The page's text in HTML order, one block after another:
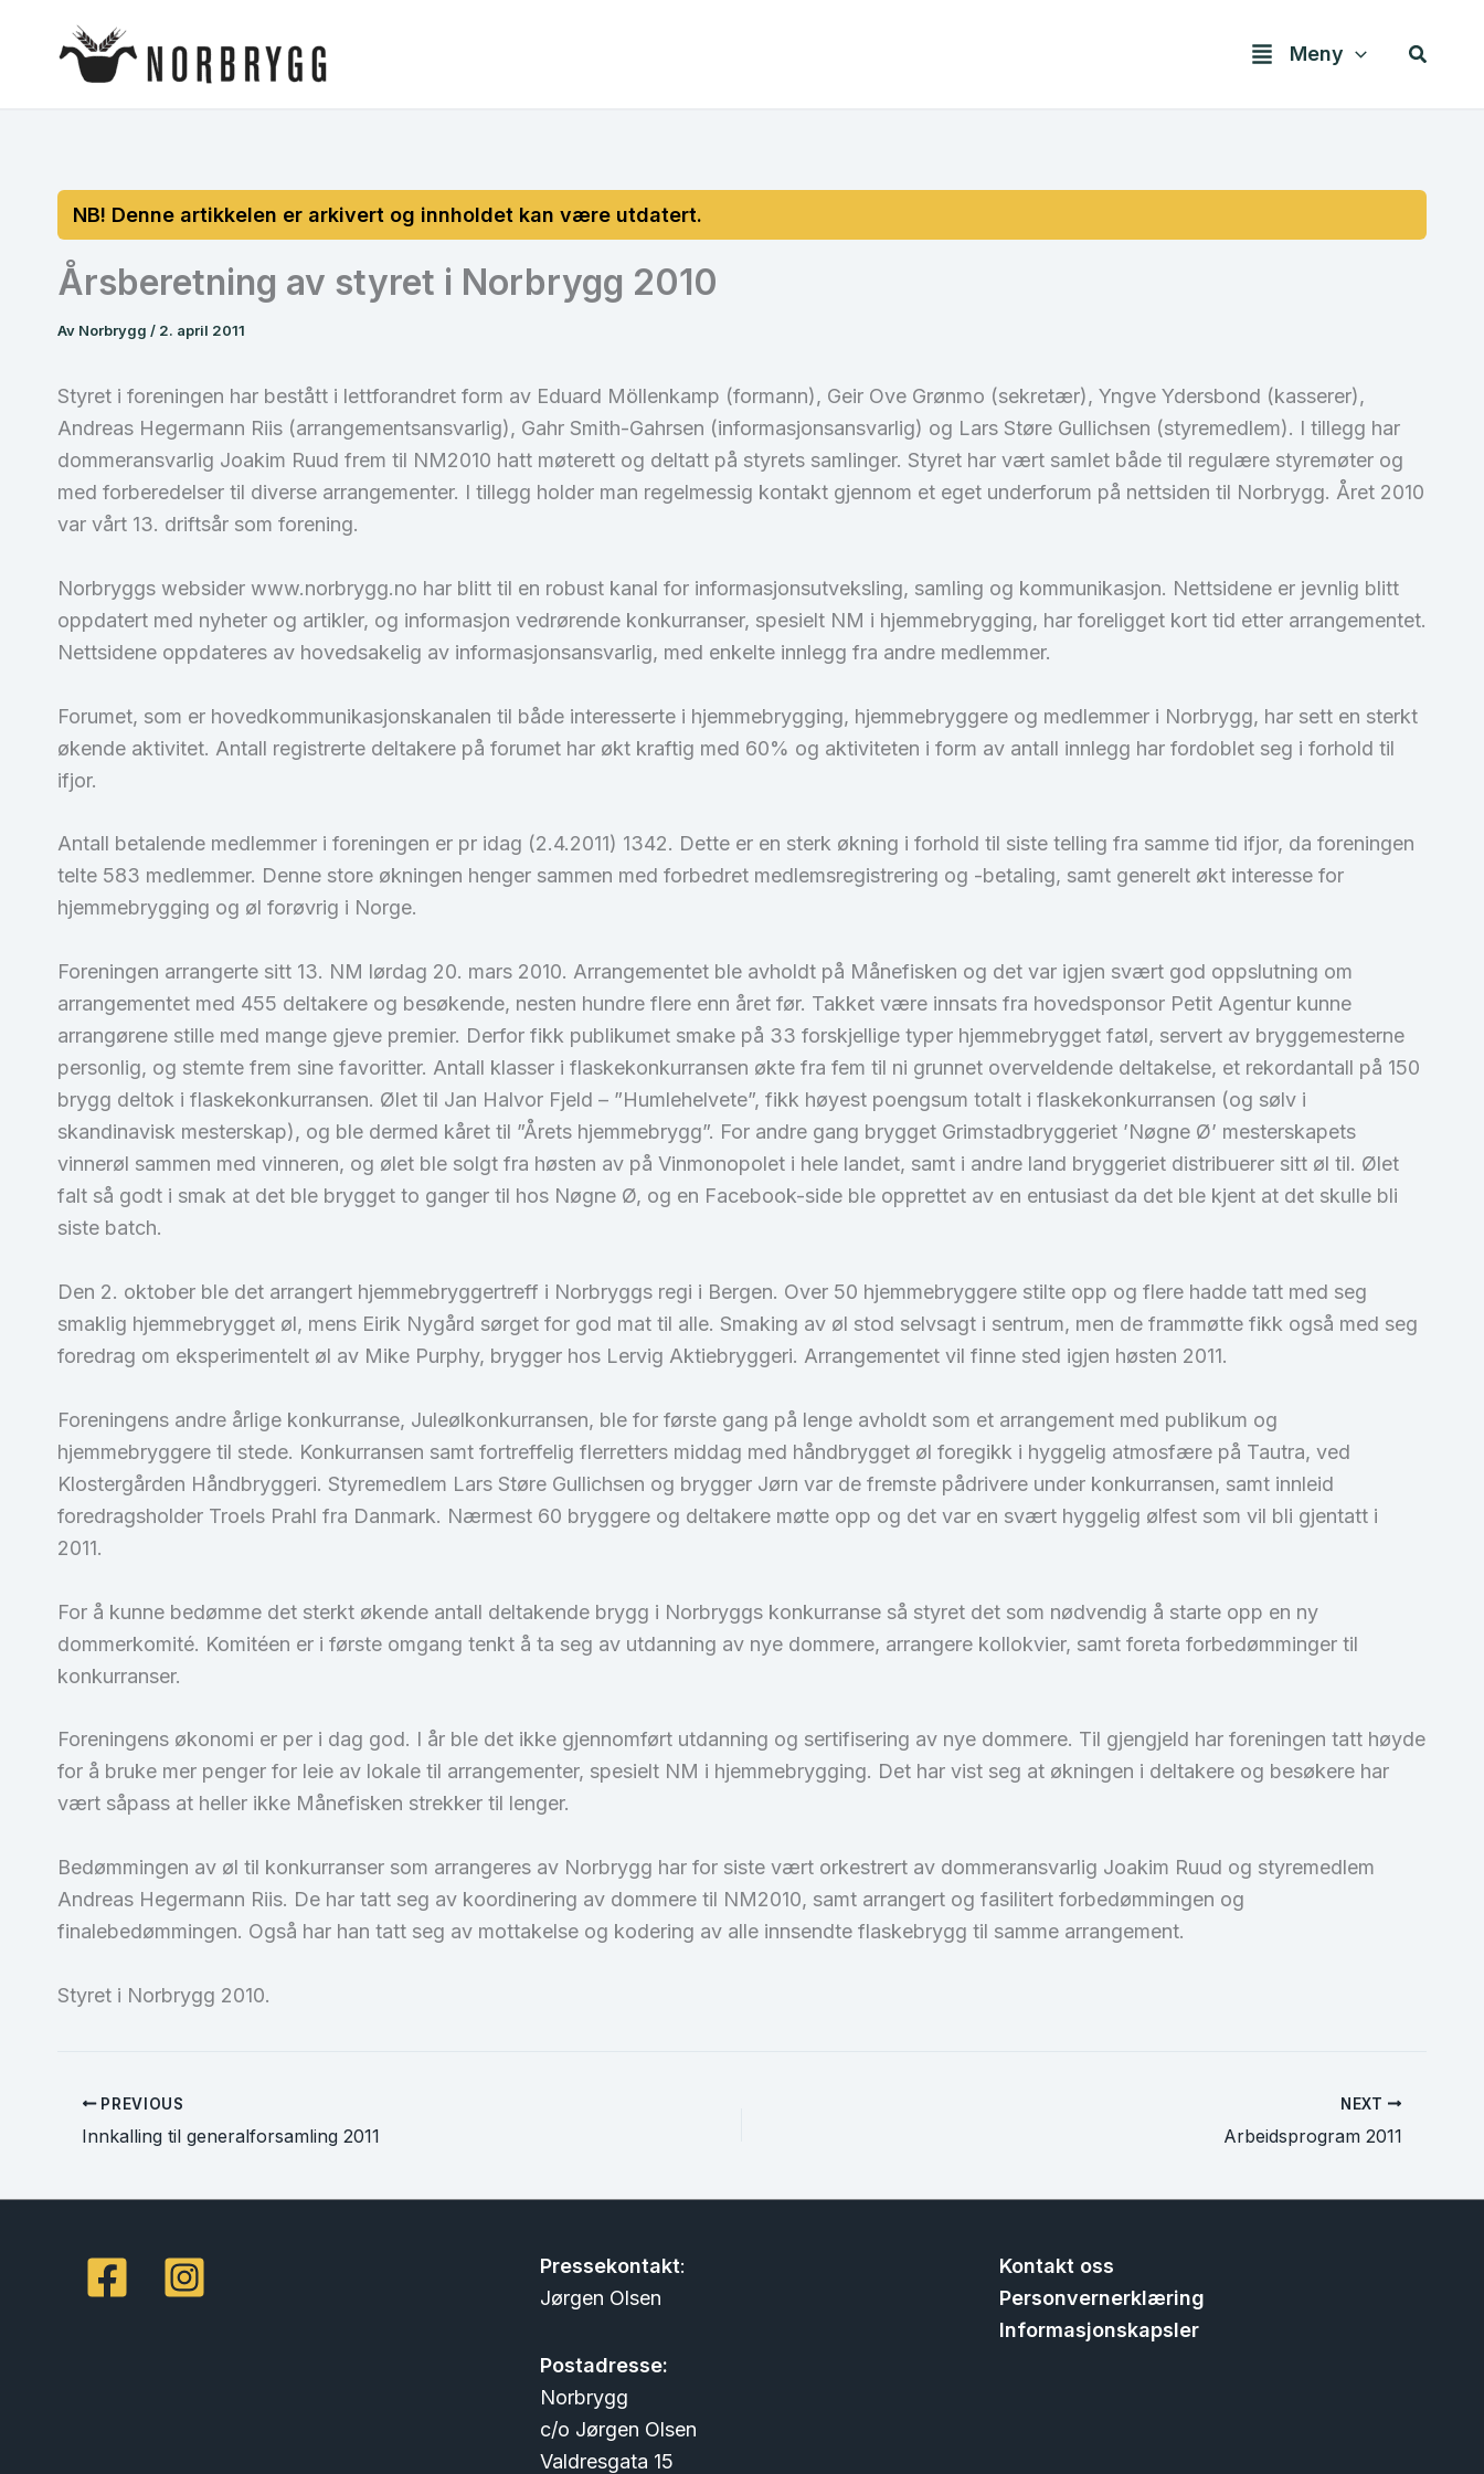
Meny Søk
Årsberetning av styret i Norbrygg 2010
Av Norbrygg / 2. april 2011
Styret i foreningen har bestått i lettforandret form av Eduard Möllenkamp (formann), Geir Ove Grønmo (sekretær), Yngve Ydersbond (kasserer),
Andreas Hegermann Riis (arrangementsansvarlig), Gahr Smith-Gahrsen (informasjonsansvarlig) og Lars Støre Gullichsen (styremedlem). I tillegg har
dommeransvarlig Joakim Ruud frem til NM2010 hatt møterett og deltatt på styrets samlinger. Styret har vært samlet både til regulære styremøter og
med forberedelser til diverse arrangementer. I tillegg holder man regelmessig kontakt gjennom et eget underforum på nettsiden til Norbrygg. Året 2010
var vårt 13. driftsår som forening.
Norbryggs websider www.norbrygg.no har blitt til en robust kanal for informasjonsutveksling, samling og kommunikasjon. Nettsidene er jevnlig blitt
oppdatert med nyheter og artikler, og informasjon vedrørende konkurranser, spesielt NM i hjemmebrygging, har foreligget kort tid etter arrangementet.
Nettsidene oppdateres av hovedsakelig av informasjonsansvarlig, med enkelte innlegg fra andre medlemmer.
Forumet, som er hovedkommunikasjonskanalen til både interesserte i hjemmebrygging, hjemmebryggere og medlemmer i Norbrygg, har sett en sterkt
økende aktivitet. Antall registrerte deltakere på forumet har økt kraftig med 60% og aktiviteten i form av antall innlegg har fordoblet seg i forhold til
ifjor.
Antall betalende medlemmer i foreningen er pr idag (2.4.2011) 1342. Dette er en sterk økning i forhold til siste telling fra samme tid ifjor, da foreningen
telte 583 medlemmer. Denne store økningen henger sammen med forbedret medlemsregistrering og -betaling, samt generelt økt interesse for
hjemmebrygging og øl forøvrig i Norge.
Foreningen arrangerte sitt 13. NM lørdag 20. mars 2010. Arrangementet ble avholdt på Månefisken og det var igjen svært god oppslutning om
arrangementet med 455 deltakere og besøkende, nesten hundre flere enn året før. Takket være innsats fra hovedsponsor Petit Agentur kunne
arrangørene stille med mange gjeve premier. Derfor fikk publikumet smake på 33 forskjellige typer hjemmebrygget fatøl, servert av bryggemesterne
personlig, og stemte frem sine favoritter. Antall klasser i flaskekonkurransen økte fra fem til ni grunnet overveldende deltakelse, et rekordantall på 150
brygg deltok i flaskekonkurransen. Ølet til Jan Halvor Fjeld – ”Humlehelvete”, fikk høyest poengsum totalt i flaskekonkurransen (og sølv i
skandinavisk mesterskap), og ble dermed kåret til ”Årets hjemmebrygg”. For andre gang brygget Grimstadbryggeriet ’Nøgne Ø’ mesterskapets
vinnerøl sammen med vinneren, og ølet ble solgt fra høsten av på Vinmonopolet i hele landet, samt i andre land bryggeriet distribuerer sitt øl til. Ølet
falt så godt i smak at det ble brygget to ganger til hos Nøgne Ø, og en Facebook-side ble opprettet av en entusiast da det ble kjent at det skulle bli
siste batch.
Den 2. oktober ble det arrangert hjemmebryggertreff i Norbryggs regi i Bergen. Over 50 hjemmebryggere stilte opp og flere hadde tatt med seg
smaklig hjemmebrygget øl, mens Eirik Nygård sørget for god mat til alle. Smaking av øl stod selvsagt i sentrum, men de frammøtte fikk også med seg
foredrag om eksperimentelt øl av Mike Purphy, brygger hos Lervig Aktiebryggeri. Arrangementet vil finne sted igjen høsten 2011.
Foreningens andre årlige konkurranse, Juleølkonkurransen, ble for første gang på lenge avholdt som et arrangement med publikum og
hjemmebryggere til stede. Konkurransen samt fortreffelig flerretters middag med håndbrygget øl foregikk i hyggelig atmosfære på Tautra, ved
Klostergården Håndbryggeri. Styremedlem Lars Støre Gullichsen og brygger Jørn var de fremste pådrivere under konkurransen, samt innleid
foredragsholder Troels Prahl fra Danmark. Nærmest 60 bryggere og deltakere møtte opp og det var en svært hyggelig ølfest som vil bli gjentatt i
2011.
For å kunne bedømme det sterkt økende antall deltakende brygg i Norbryggs konkurranse så styret det som nødvendig å starte opp en ny
dommerkomité. Komitéen er i første omgang tenkt å ta seg av utdanning av nye dommere, arrangere kollokvier, samt foreta forbedømminger til
konkurranser.
Foreningens økonomi er per i dag god. I år ble det ikke gjennomført utdanning og sertifisering av nye dommere. Til gjengjeld har foreningen tatt høyde
for å bruke mer penger for leie av lokale til arrangementer, spesielt NM i hjemmebrygging. Det har vist seg at økningen i deltakere og besøkere har
vært såpass at heller ikke Månefisken strekker til lenger.
Bedømmingen av øl til konkurranser som arrangeres av Norbrygg har for siste vært orkestrert av dommeransvarlig Joakim Ruud og styremedlem
Andreas Hegermann Riis. De har tatt seg av koordinering av dommere til NM2010, samt arrangert og fasilitert forbedømmingen og
finalebedømmingen. Også har han tatt seg av mottakelse og kodering av alle innsendte flaskebrygg til samme arrangement.
Styret i Norbrygg 2010.
PREVIOUS
Innkalling til generalforsamling 2011
NEXT
Arbeidsprogram 2011
Pressekontakt:
Jørgen Olsen
Postadresse:
Norbrygg
c/o Jørgen Olsen
Valdresgata 15
Kontakt oss
Personvernerklæring
Informasjonskapsler